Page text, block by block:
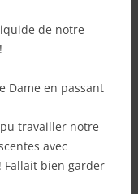
de notre
Dame en passant
travailler notre
avec
Fallait bien garder